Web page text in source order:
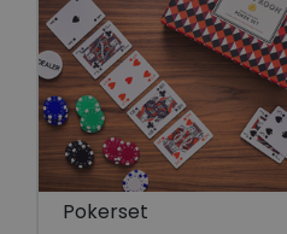
Pokerset